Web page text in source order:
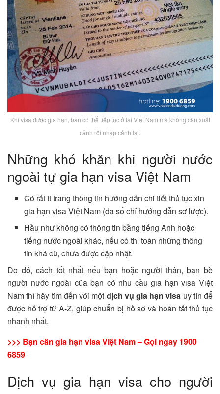
Khi visa được gia hạn, bạn có thể tiếp tục ở lại Việt Nam mà không cần xuất
cảnh rồi nhập cảnh lại.
Những khó khăn khi người nước
ngoài tự gia hạn visa Việt Nam
Có rất ít trang thông tin hướng dẫn chi tiết thủ tục xin
gia hạn visa Việt Nam (đa số chỉ hướng dẫn sơ lược).
Hầu như không có thông tin bằng tiếng Anh hoặc
tiếng nước ngoài khác, nếu có thì toàn những thông
tin khá cũ, chưa được cập nhật.
Do đó, cách tốt nhất nếu bạn hoặc người thân, bạn bè
người nước ngoài của bạn có nhu cầu gia hạn visa Việt
Nam thì hãy tìm đến với một dịch vụ gia hạn visa uy tín để
được hỗ trợ từ A-Z, giúp chuẩn bị hồ sơ và hoàn tất thủ tục
nhanh nhất.
>>> Bạn cần gia hạn visa Việt Nam – Gọi ngay 1900
6859
Dịch vụ gia hạn visa cho người